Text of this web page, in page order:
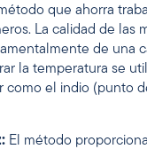
que ahorra
La calidad de las
de una
la temperatura se
como el indio (punto
El método